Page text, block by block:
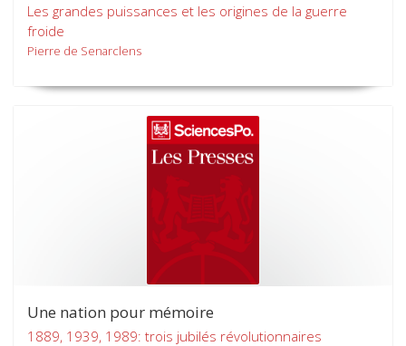
Les grandes puissances et les origines de la guerre
froide
Pierre de Senarclens
Une nation pour mémoire
1889, 1939, 1989: trois jubilés révolutionnaires